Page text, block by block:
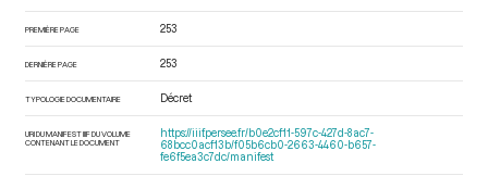
PREMIÈRE PAGE 253
DERNIÈRE PAGE 253
TYPOLOGIE DOCUMENTAIRE Décret
URI DU MANIFEST IIIF DU VOLUME
CONTENANT LE DOCUMENT
https://iiif.persee.fr/b0e2cf11-597c-427d-8ac7-
68bcc0acf13b/f05b6cb0-2663-4460-b657-
fe6f5ea3c7dc/manifest